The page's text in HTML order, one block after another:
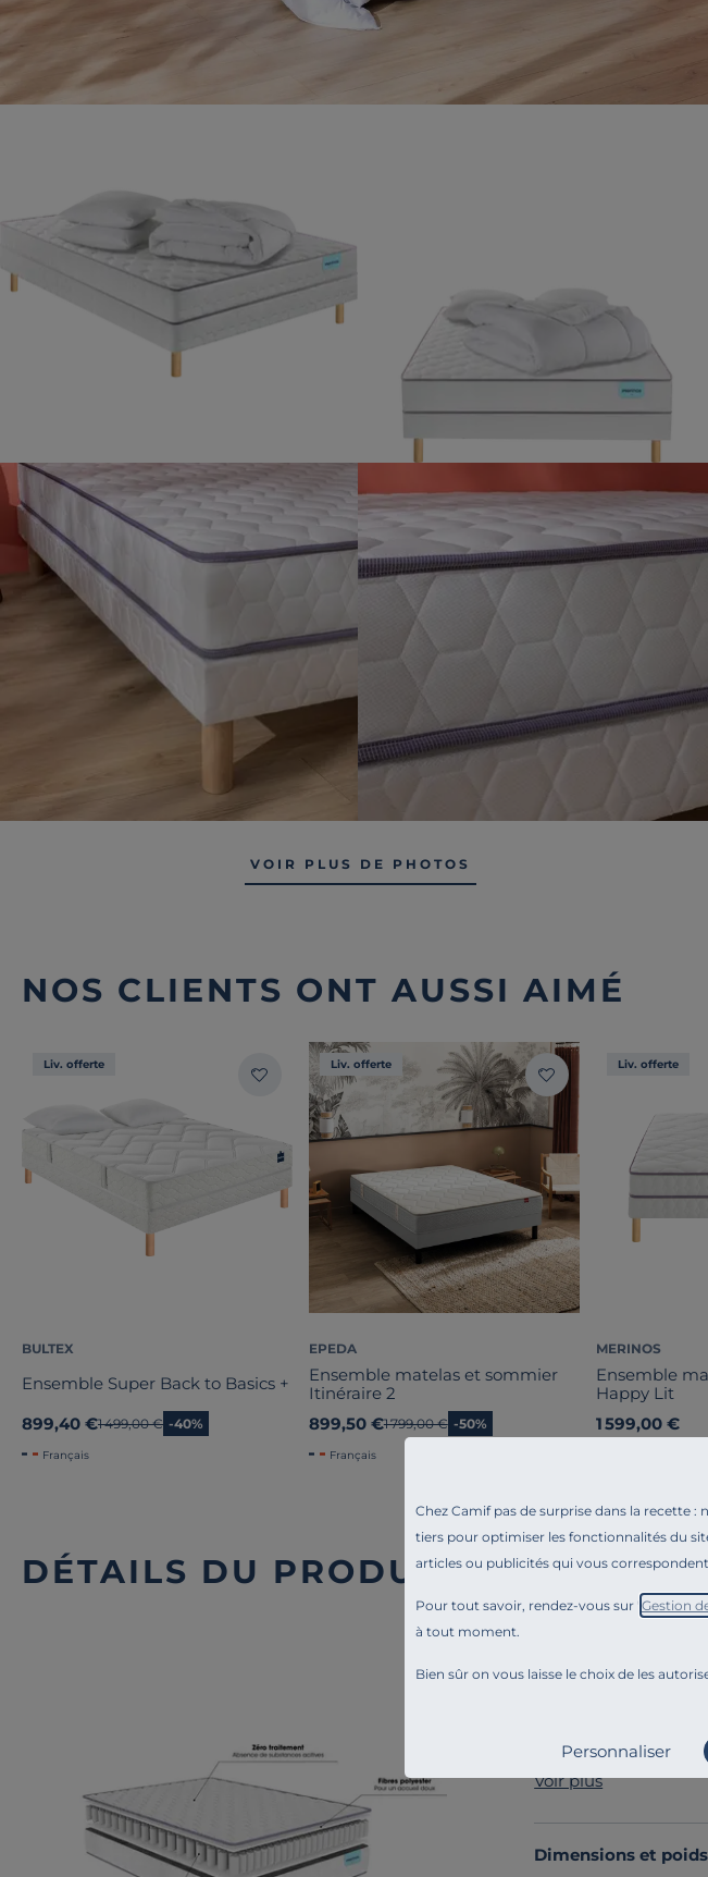
Chez Camif pas de surprise dans la recette
tiers pour optimiser les fonctionnalités du
articles ou publicités qui vous
Pour tout savoir, rendez-vous sur " Gestion
à tout moment.
Bien sûr on vous laisse le choix de les
Personnaliser
VOIR PLUS DE PHOTOS
NOS CLIENTS ONT AUSSI AIMÉ
Liv. offerte
BULTEX
Ensemble Super Back to Basics +
899,40 €Ancien prix
1 499,00 € -40%
Français
Liv. offerte
EPEDA
Ensemble matelas et sommier
Itinéraire 2
899,50 €Ancien prix
1 799,00 € -50%
Français
Liv. offerte
MERINOS
Ensemble
Happy Lit
1 599,00 €
DÉTAILS DU PRODUIT
Nous avons créé
Cet ensemble est
Tout est prévu et
Son sommier tout en
Un matelas en
sans traitement et
Voir plus
Dimensions et poids